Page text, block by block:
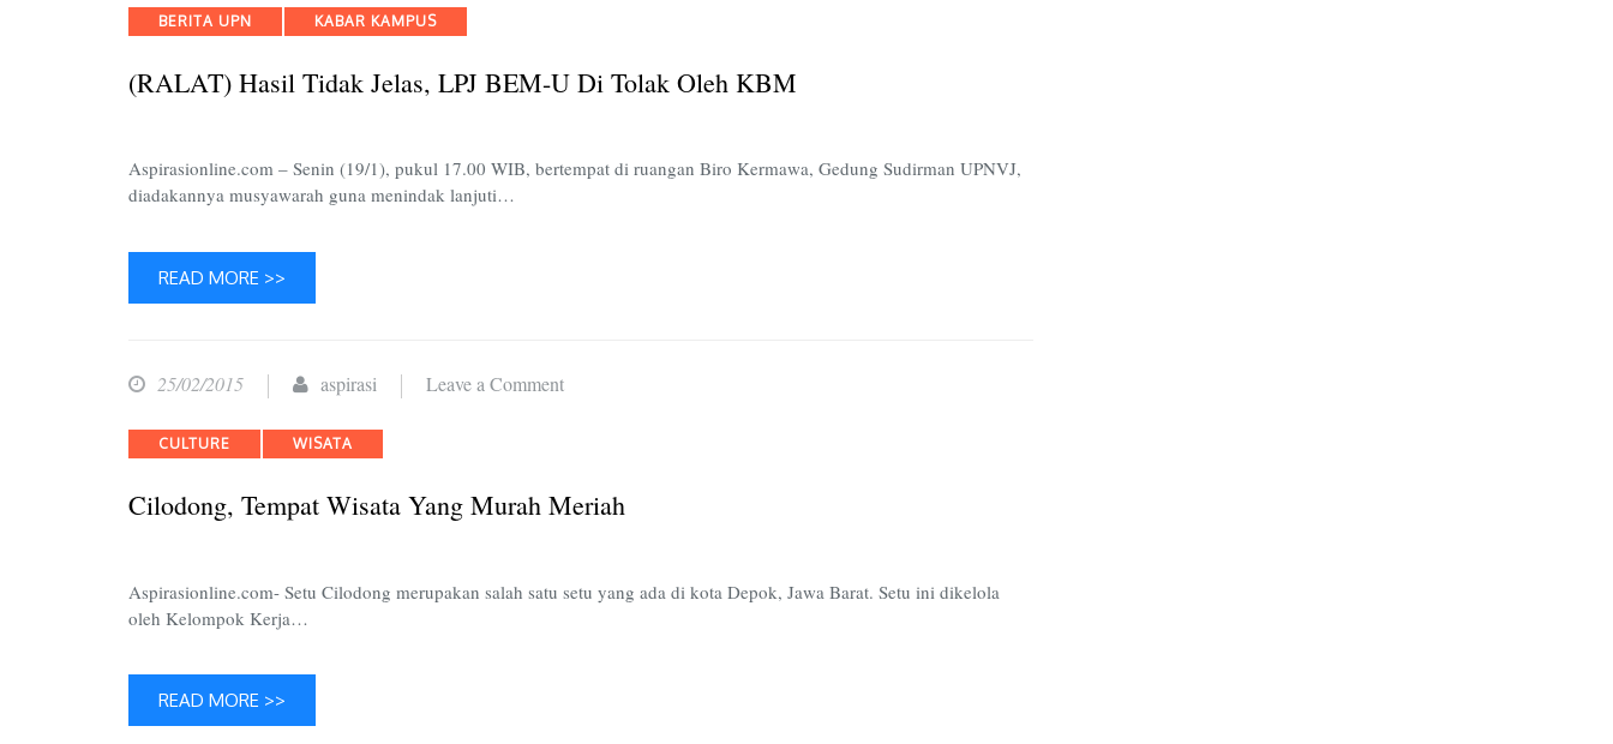
Jelas,
BEM-
Categories
BERITA UPN KABAR KAMPUS
(RALAT) Hasil Tidak Jelas, LPJ BEM-U Di Tolak Oleh KBM
Aspirasionline.com – Senin (19/1), pukul 17.00 WIB, bertempat di ruangan Biro Kermawa, Gedung Sudirman UPNVJ,
diadakannya musyawarah guna menindak lanjuti…
READ MORE >>
25/02/2015 aspirasi Leave a Commenton
yang
Meriah
Categories
CULTURE WISATA
Cilodong, Tempat Wisata Yang Murah Meriah
Aspirasionline.com- Setu Cilodong merupakan salah satu setu yang ada di kota Depok, Jawa Barat. Setu ini dikelola
oleh Kelompok Kerja…
READ MORE >>